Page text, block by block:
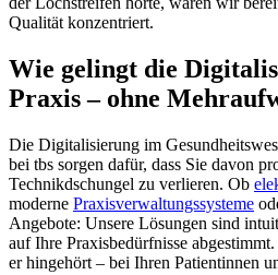
Qualität konzentriert.
Wie gelingt die
Praxis – ohne
Die Digitalisierung im
bei tbs sorgen dafür, dass Sie davon
Technikdschungel zu verlieren. Ob
moderne Praxisverwaltungssysteme
Angebote: Unsere Lösungen sind
auf Ihre Praxisbedürfnisse
er hingehört – bei Ihren Patientinnen